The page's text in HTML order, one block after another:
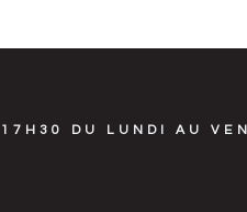
DU LUNDI AU